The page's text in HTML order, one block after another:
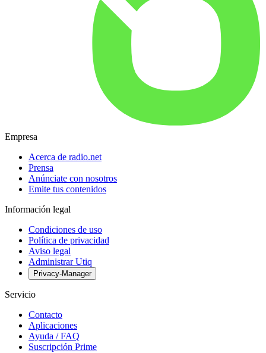
Empresa
Acerca de radio.net
Prensa
Anúnciate con nosotros
Emite tus contenidos
Información legal
Condiciones de uso
Política de privacidad
Aviso legal
Administrar Utiq
Privacy-Manager
Servicio
Contacto
Aplicaciones
Ayuda / FAQ
Suscripción Prime